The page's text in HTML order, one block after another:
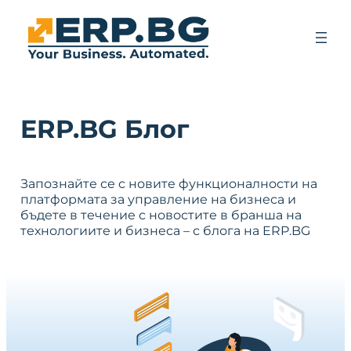
ERP.BG Блог
Запознайте се с новите функционалности на
платформата за управление на бизнеса и
бъдете в течение с новостите в бранша на
технологиите и бизнеса – с блога на ERP.BG